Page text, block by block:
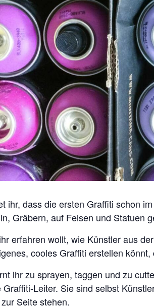
ihr, dass die ersten Graffiti schon
Gräbern, auf Felsen und Statuen
erfahren wollt, wie Künstler aus
cooles Graffiti erstellen
ihr zu sprayen, taggen und zu
Graffiti-Leiter. Sie sind selbst
Seite stehen.